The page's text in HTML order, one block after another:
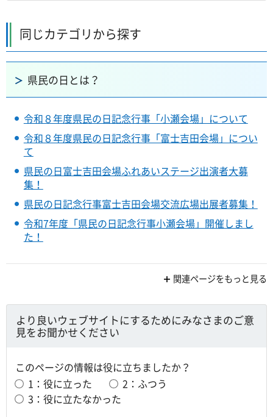
同じカテゴリから探す
県民の日とは？
令和８年度県民の日記念行事「小瀬会場」について
令和８年度県民の日記念行事「富士吉田会場」につい
て
県民の日富士吉田会場ふれあいステージ出演者大募
集！
県民の日記念行事富士吉田会場交流広場出展者募集！
令和7年度「県民の日記念行事小瀬会場」開催しまし
た！
関連ページをもっと見る
より良いウェブサイトにするためにみなさまのご意
見をお聞かせください
このページの情報は役に立ちましたか？
1：役に立った
2：ふつう
3：役に立たなかった